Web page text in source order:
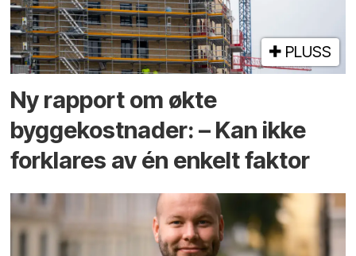
PLUSS
Ny rapport om økte
byggekostnader: – Kan ikke
forklares av én enkelt faktor